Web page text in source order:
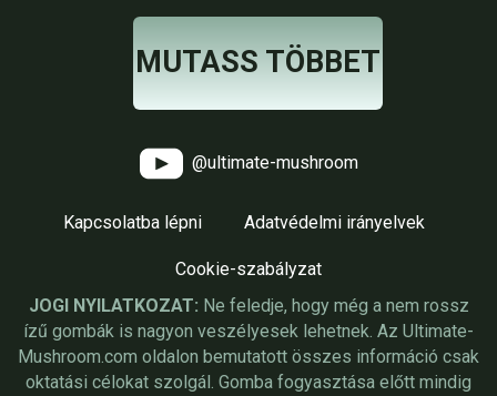
MUTASS TÖBBET
@ultimate-mushroom
Kapcsolatba lépni Adatvédelmi irányelvek
Cookie-szabályzat
JOGI NYILATKOZAT: Ne feledje, hogy még a nem rossz
ízű gombák is nagyon veszélyesek lehetnek. Az Ultimate-
Mushroom.com oldalon bemutatott összes információ csak
oktatási célokat szolgál. Gomba fogyasztása előtt mindig